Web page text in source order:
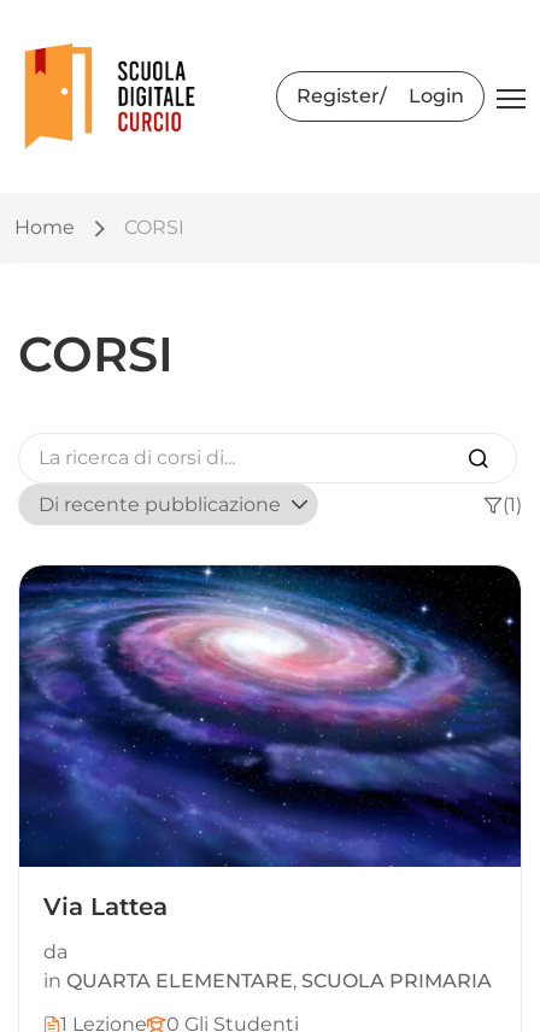
Register Login
Home CORSI
CORSI
(1)
Via Lattea
da
in QUARTA ELEMENTARE, SCUOLA PRIMARIA
1 Lezione
0 Gli Studenti